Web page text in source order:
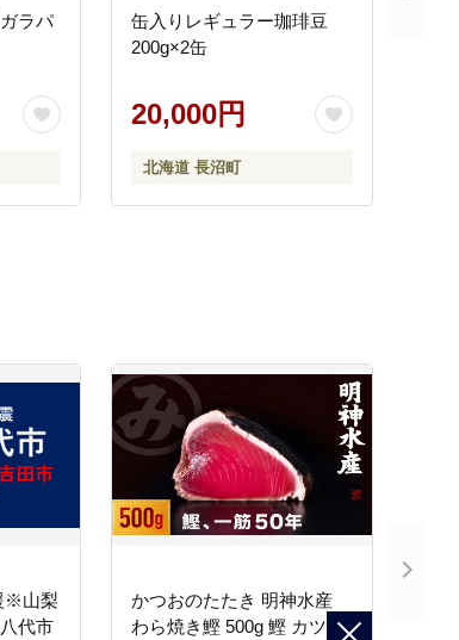
ラパ
缶入りレギュラー珈琲豆
200g×2缶
20,000円
北海道 長沼町
※山梨
代市
かつおのたたき 明神水産
わら焼き鰹 500g 鰹 カツオ